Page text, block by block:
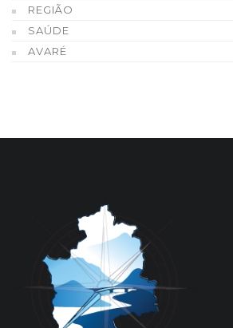
REGIÃO
SAÚDE
AVARÉ